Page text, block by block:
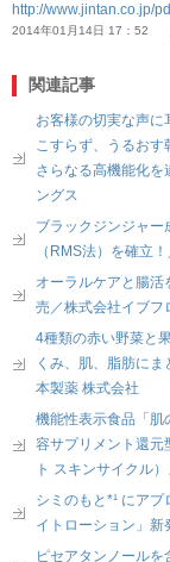
http://www.jintan.co.jp/
2014年01月14日 17：52
関連記事
お客様の切実な声
こすらず、うるおす
さらなる高機能化を
ングス
ブラックジンジャ
（RMS法）を確立
オーラルケアと腸活
売／株式会社イブフ
4種類の赤い野菜と
くみ、肌、脂肪に
本製薬 株式会社
機能性表示食品「肌
容サプリメント還元
ト スキンサイクル
シミのもと*¹ にア
イトローション」新
ピセアタンノール